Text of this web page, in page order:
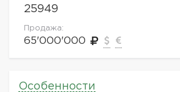
25949
Продажа:
65'000'000
Особенности